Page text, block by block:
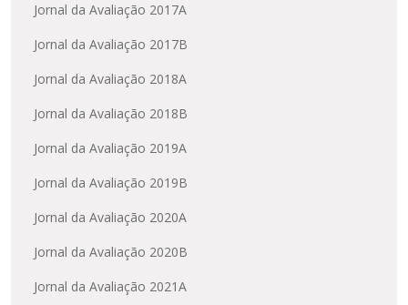
Jornal da Avaliação 2017A
Jornal da Avaliação 2017B
Jornal da Avaliação 2018A
Jornal da Avaliação 2018B
Jornal da Avaliação 2019A
Jornal da Avaliação 2019B
Jornal da Avaliação 2020A
Jornal da Avaliação 2020B
Jornal da Avaliação 2021A